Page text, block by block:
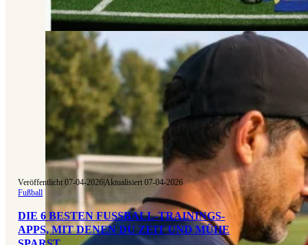
Veröffentlicht 07-04-2026|Aktualisiert 07-04-2026
Fußball
DIE 6 BESTEN FUSSBALL-TRAININGS-A
PPS, MIT DENEN DU ZEIT UND MÜHE S